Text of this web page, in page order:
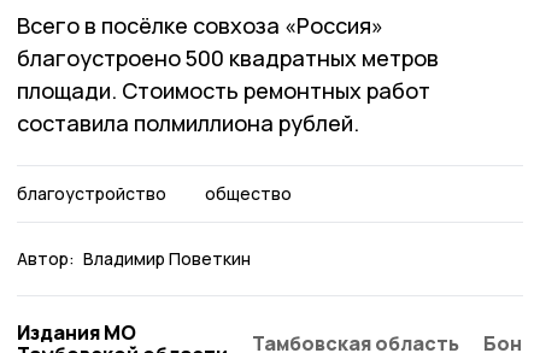
Всего в посёлке совхоза «Россия»
благоустроено 500 квадратных метров
площади. Стоимость ремонтных работ
составила полмиллиона рублей.
благоустройство общество
Автор: Владимир Поветкин
Издания МО
Тамбовская область